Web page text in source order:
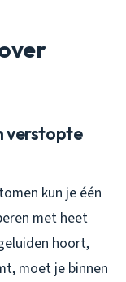
verstopte
kun je één
met heet
hoort,
moet je binnen